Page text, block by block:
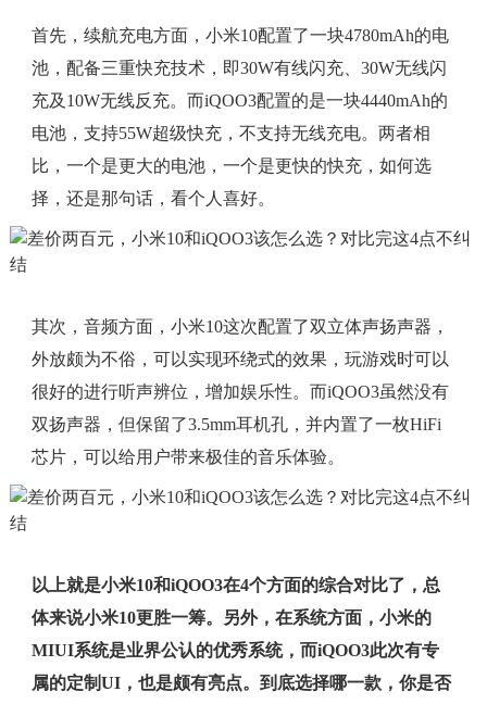
首先，续航充电方面，小米10配置了一块4780mAh的电
池，配备三重快充技术，即30W有线闪充、30W无线闪
充及10W无线反充。而iQOO3配置的是一块4440mAh的
电池，支持55W超级快充，不支持无线充电。两者相
比，一个是更大的电池，一个是更快的快充，如何选
择，还是那句话，看个人喜好。
其次，音频方面，小米10这次配置了双立体声扬声器，
外放颇为不俗，可以实现环绕式的效果，玩游戏时可以
很好的进行听声辨位，增加娱乐性。而iQOO3虽然没有
双扬声器，但保留了3.5mm耳机孔，并内置了一枚HiFi
芯片，可以给用户带来极佳的音乐体验。
以上就是小米10和iQOO3在4个方面的综合对比了，总
体来说小米10更胜一筹。另外，在系统方面，小米的
MIUI系统是业界公认的优秀系统，而iQOO3此次有专
属的定制UI，也是颇有亮点。到底选择哪一款，你是否